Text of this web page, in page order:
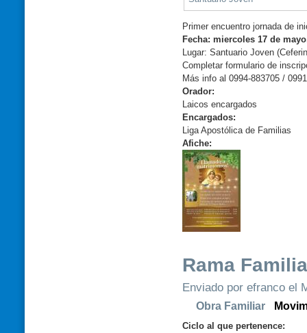
Primer encuentro jornada de
Fecha: miercoles 17 de
Lugar: Santuario Joven
Completar formulario de
Más info al 0994-883705 /
Orador:
Laicos encargados
Encargados:
Liga Apostólica de Familias
Afiche:
Rama
Enviado por efranco el
Obra Familiar
Ciclo al que pertenence: